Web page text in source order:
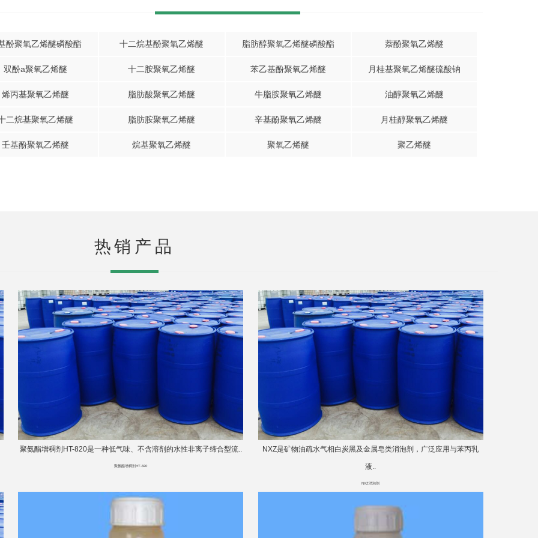
酚聚氧乙烯醚磷酸酯 十二烷基酚聚氧乙烯醚 脂肪醇聚氧乙烯醚磷酸酯 萘酚聚氧乙烯醚
双酚a聚氧乙烯醚 十二胺聚氧乙烯醚 苯乙基酚聚氧乙烯醚 月桂基聚氧乙烯醚硫酸钠
烯丙基聚氧乙烯醚 脂肪酸聚氧乙烯醚 牛脂胺聚氧乙烯醚 油醇聚氧乙烯醚
二烷基聚氧乙烯醚 脂肪胺聚氧乙烯醚 辛基酚聚氧乙烯醚 月桂醇聚氧乙烯醚
壬基酚聚氧乙烯醚 烷基聚氧乙烯醚 聚氧乙烯醚 聚乙烯醚
热销产品
聚氨酯增稠剂HT-820是一种低气味、不含溶剂的水性非离子缔合型流..
聚氨酯增稠剂HT-820
NXZ是矿物油疏水气相白炭黑及金属皂类消泡剂，广泛应用与苯丙乳
液..
NXZ消泡剂